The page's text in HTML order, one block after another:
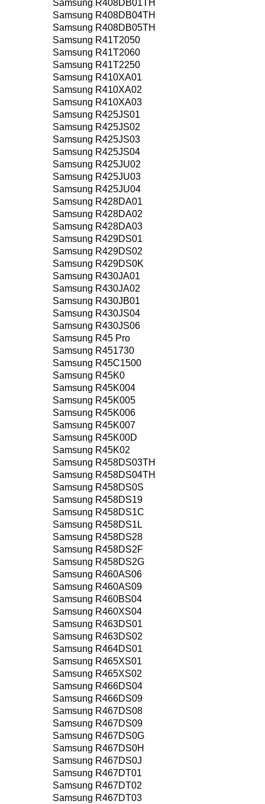
Samsung R408DB01TH
Samsung R408DB04TH
Samsung R408DB05TH
Samsung R41T2050
Samsung R41T2060
Samsung R41T2250
Samsung R410XA01
Samsung R410XA02
Samsung R410XA03
Samsung R425JS01
Samsung R425JS02
Samsung R425JS03
Samsung R425JS04
Samsung R425JU02
Samsung R425JU03
Samsung R425JU04
Samsung R428DA01
Samsung R428DA02
Samsung R428DA03
Samsung R429DS01
Samsung R429DS02
Samsung R429DS0K
Samsung R430JA01
Samsung R430JA02
Samsung R430JB01
Samsung R430JS04
Samsung R430JS06
Samsung R45 Pro
Samsung R451730
Samsung R45C1500
Samsung R45K0
Samsung R45K004
Samsung R45K005
Samsung R45K006
Samsung R45K007
Samsung R45K00D
Samsung R45K02
Samsung R458DS03TH
Samsung R458DS04TH
Samsung R458DS0S
Samsung R458DS19
Samsung R458DS1C
Samsung R458DS1L
Samsung R458DS28
Samsung R458DS2F
Samsung R458DS2G
Samsung R460AS06
Samsung R460AS09
Samsung R460BS04
Samsung R460XS04
Samsung R463DS01
Samsung R463DS02
Samsung R464DS01
Samsung R465XS01
Samsung R465XS02
Samsung R466DS04
Samsung R466DS09
Samsung R467DS08
Samsung R467DS09
Samsung R467DS0G
Samsung R467DS0H
Samsung R467DS0J
Samsung R467DT01
Samsung R467DT02
Samsung R467DT03